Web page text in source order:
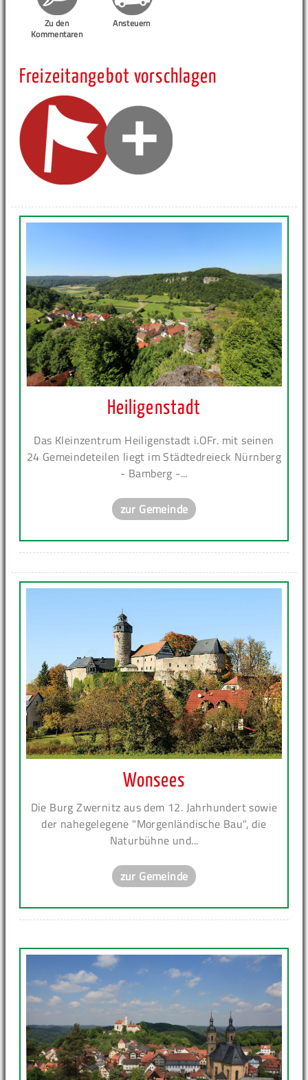
Zu den
Kommentaren
Ansteuern
Freizeitangebot vorschlagen
Heiligenstadt
Das Kleinzentrum Heiligenstadt i.OFr. mit seinen
24 Gemeindeteilen liegt im Städtedreieck Nürnberg
- Bamberg -...
zur Gemeinde
Wonsees
Die Burg Zwernitz aus dem 12. Jahrhundert sowie
der nahegelegene "Morgenländische Bau", die
Naturbühne und...
zur Gemeinde